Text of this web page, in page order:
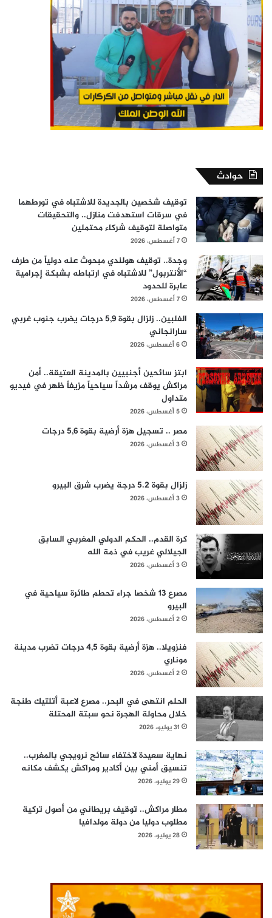
حوادث
توقيف شخصين بالجديدة للاشتباه في تورطهما
في سرقات استهدفت منازل.. والتحقيقات
متواصلة لتوقيف شركاء محتملين
7 أغسطس، 2026
وجدة.. توقيف هولندي مبحوث عنه دولياً من طرف
“الأنتربول” للاشتباه في ارتباطه بشبكة إجرامية
عابرة للحدود
7 أغسطس، 2026
الفلبين.. زلزال بقوة 5,9 درجات يضرب جنوب غربي
سارانجاني
6 أغسطس، 2026
ابتز سائحين أجنبيين بالمدينة العتيقة.. أمن
مراكش يوقف مرشداً سياحياً مزيفاً ظهر في فيديو
متداول
5 أغسطس، 2026
مصر .. تسجيل هزة أرضية بقوة 5,6 درجات
3 أغسطس، 2026
زلزال بقوة 5.2 درجة يضرب شرق البيرو
3 أغسطس، 2026
كرة القدم.. الحكم الدولي المغربي السابق
الجيلالي غريب في ذمة الله
3 أغسطس، 2026
مصرع 13 شخصا جراء تحطم طائرة سياحية في
البيرو
2 أغسطس، 2026
فنزويلا.. هزة أرضية بقوة 4,5 درجات تضرب مدينة
موناري
2 أغسطس، 2026
الحلم انتهى في البحر.. مصرع لاعبة أتلتيك طنجة
خلال محاولة الهجرة نحو سبتة المحتلة
31 يوليو، 2026
نهاية سعيدة لاختفاء سائح نرويجي بالمغرب..
تنسيق أمني بين أكادير ومراكش يكشف مكانه
29 يوليو، 2026
مطار مراكش.. توقيف بريطاني من أصول تركية
مطلوب دوليا من دولة مولدافيا
28 يوليو، 2026